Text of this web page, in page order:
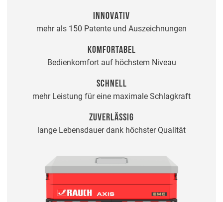
INNOVATIV
mehr als 150 Patente und Auszeichnungen
KOMFORTABEL
Bedienkomfort auf höchstem Niveau
SCHNELL
mehr Leistung für eine maximale Schlagkraft
ZUVERLÄSSIG
lange Lebensdauer dank höchster Qualität